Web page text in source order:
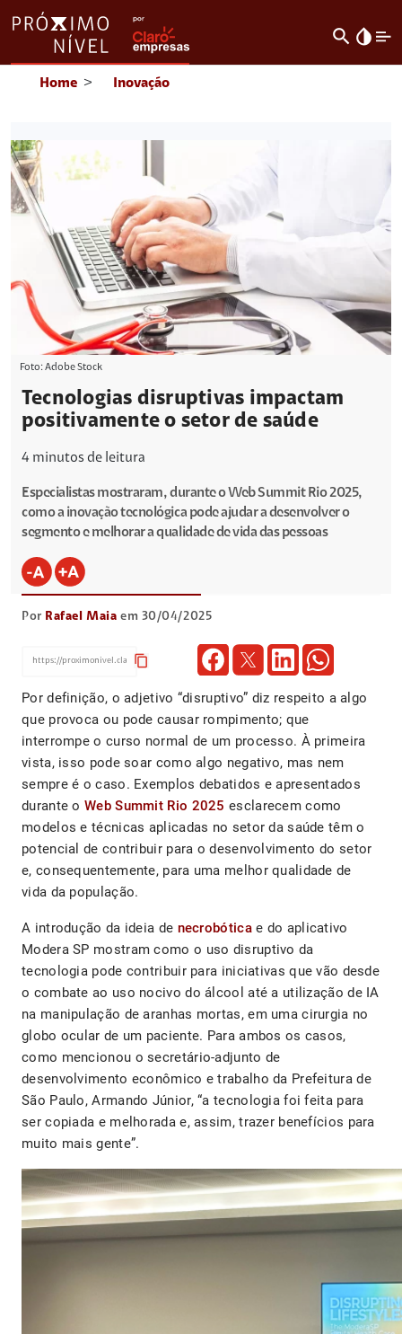
search invert_colors
Home > Inovação
Foto: Adobe Stock
Tecnologias disruptivas impactam
positivamente o setor de saúde
4 minutos de leitura
Especialistas mostraram, durante o Web Summit Rio 2025,
como a inovação tecnológica pode ajudar a desenvolver o
segmento e melhorar a qualidade de vida das pessoas
Por Rafael Maia em 30/04/2025
content_copy
Por definição, o adjetivo “disruptivo” diz respeito a algo
que provoca ou pode causar rompimento; que
interrompe o curso normal de um processo. À primeira
vista, isso pode soar como algo negativo, mas nem
sempre é o caso. Exemplos debatidos e apresentados
durante o Web Summit Rio 2025 esclarecem como
modelos e técnicas aplicadas no setor da saúde têm o
potencial de contribuir para o desenvolvimento do setor
e, consequentemente, para uma melhor qualidade de
vida da população.
A introdução da ideia de necrobóticae do aplicativo
Modera SP mostram como o uso disruptivo da
tecnologia pode contribuir para iniciativas que vão desde
o combate ao uso nocivo do álcool até a utilização de IA
na manipulação de aranhas mortas, em uma cirurgia no
globo ocular de um paciente. Para ambos os casos,
como mencionou o secretário-adjunto de
desenvolvimento econômico e trabalho da Prefeitura de
São Paulo, Armando Júnior, “a tecnologia foi feita para
ser copiada e melhorada e, assim, trazer benefícios para
muito mais gente”.